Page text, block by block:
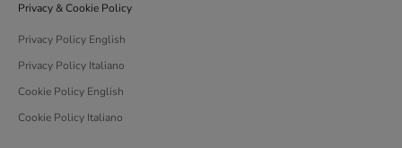
Privacy & Cookie Policy
Privacy Policy English
Privacy Policy Italiano
Cookie Policy English
Cookie Policy Italiano